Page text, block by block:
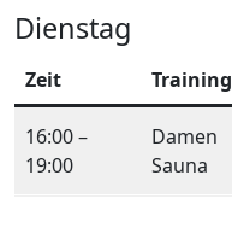
Dienstag
Zeit Training
16:00 –
19:00
Damen
Sauna